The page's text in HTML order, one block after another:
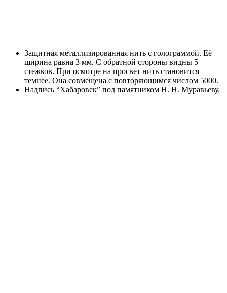
Защитная металлизированная нить с голограммой. Её
ширина равна 3 мм. С обратной стороны видны 5
стежков. При осмотре на просвет нить становится
темнее. Она совмещена с повторяющимся числом 5000.
Надпись “Хабаровск” под памятником Н. Н. Муравьеву.